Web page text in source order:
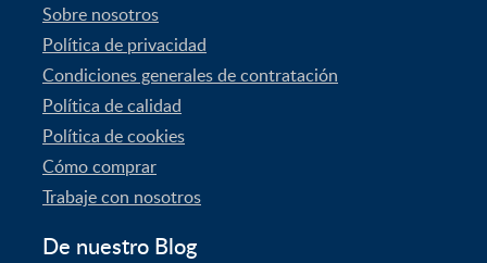
Sobre nosotros
Política de privacidad
Condiciones generales de contratación
Política de calidad
Política de cookies
Cómo comprar
Trabaje con nosotros
De nuestro Blog